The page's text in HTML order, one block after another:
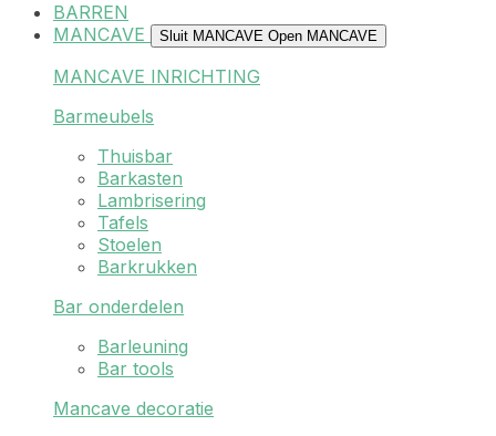
BARREN
MANCAVE
Sluit MANCAVE Open MANCAVE
MANCAVE INRICHTING
Barmeubels
Thuisbar
Barkasten
Lambrisering
Tafels
Stoelen
Barkrukken
Bar onderdelen
Barleuning
Bar tools
Mancave decoratie